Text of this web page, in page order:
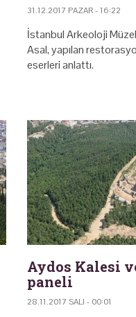
31.12.2017 PAZAR - 16:22
İstanbul Arkeoloji
Asal, yapılan
eserleri anlattı.
Aydos Kalesi
paneli
28.11.2017 SALI - 00:01